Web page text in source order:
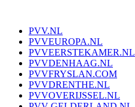
PVV.NL
PVVEUROPA.NL
PVVEERSTEKAMER.NL
PVVDENHAAG.NL
PVVFRYSLAN.COM
PVVDRENTHE.NL
PVVOVERIJSSEL.NL